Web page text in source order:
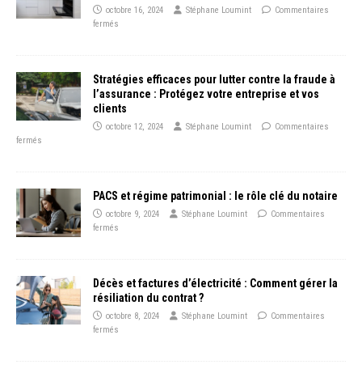
octobre 16, 2024 Stéphane Loumint
Commentaires
fermés
Stratégies efficaces pour lutter contre la fraude à
l’assurance : Protégez votre entreprise et vos
clients
octobre 12, 2024 Stéphane Loumint
Commentaires
fermés
PACS et régime patrimonial : le rôle clé du notaire
octobre 9, 2024 Stéphane Loumint
Commentaires
fermés
Décès et factures d’électricité : Comment gérer la
résiliation du contrat ?
octobre 8, 2024 Stéphane Loumint
Commentaires
fermés